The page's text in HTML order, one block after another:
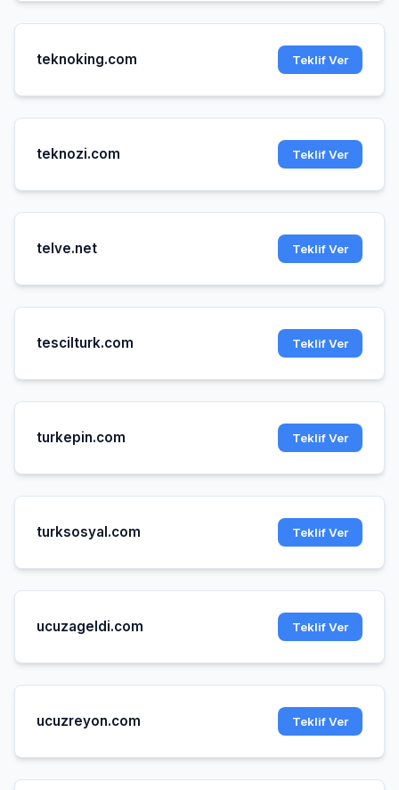
teknoking.com Teklif Ver
teknozi.com Teklif Ver
telve.net Teklif Ver
tescilturk.com Teklif Ver
turkepin.com Teklif Ver
turksosyal.com Teklif Ver
ucuzageldi.com Teklif Ver
ucuzreyon.com Teklif Ver